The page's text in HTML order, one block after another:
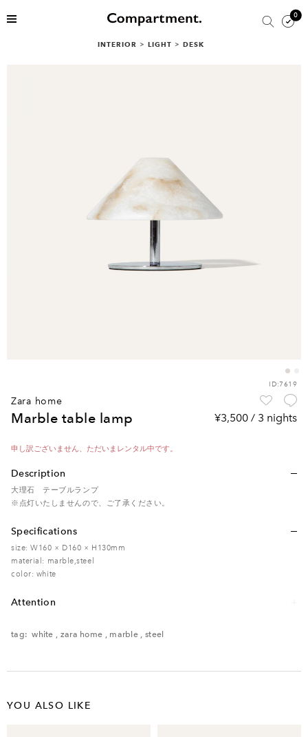
0
INTERIOR > LIGHT > DESK
ID:7619
zara home
marble table lamp ¥3,500 / 3 nights
申し訳ございません、ただいまレンタル中です。
Description
大理石 テーブルランプ
※点灯いたしませんので、ご了承ください。
Specifications
size: W160 × D160 × H130mm
material: marble,steel
color: white
Attention
ださい。
tag: white , zara home , marble , steel
YOU ALSO LIKE